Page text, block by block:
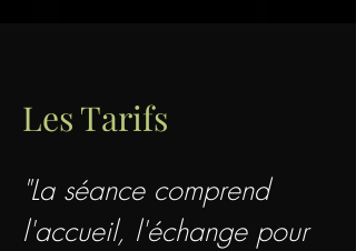
Les Tarifs
"La séance comprend
l'accueil, l'échange pour